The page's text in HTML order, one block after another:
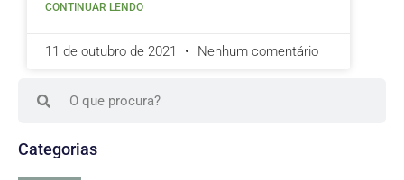
CONTINUAR LENDO
11 de outubro de 2021 Nenhum comentário
Categorias